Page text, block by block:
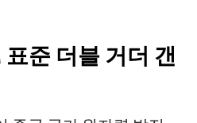
준 더블 거더 갠